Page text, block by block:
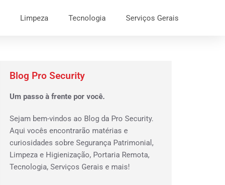
Limpeza Tecnologia Serviços Gerais
Blog Pro Security
Um passo à frente por você.
Sejam bem-vindos ao Blog da Pro Security.
Aqui vocês encontrarão matérias e
curiosidades sobre Segurança Patrimonial,
Limpeza e Higienização, Portaria Remota,
Tecnologia, Serviços Gerais e mais!